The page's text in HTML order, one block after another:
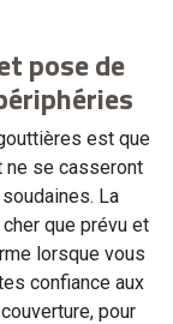
pose de
est que
se casseront
La
que prévu et
lorsque vous
confiance aux
pour